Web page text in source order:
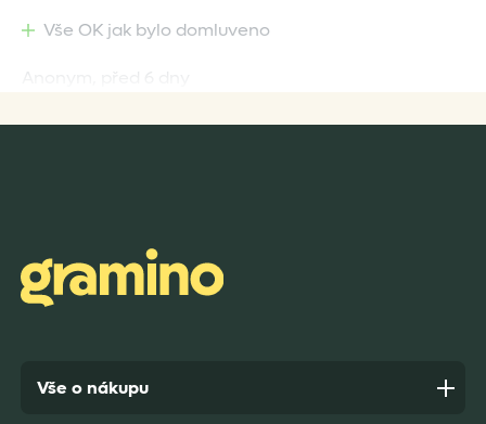
Vše OK jak bylo domluveno
Anonym,před 7 dny
Vše o nákupu